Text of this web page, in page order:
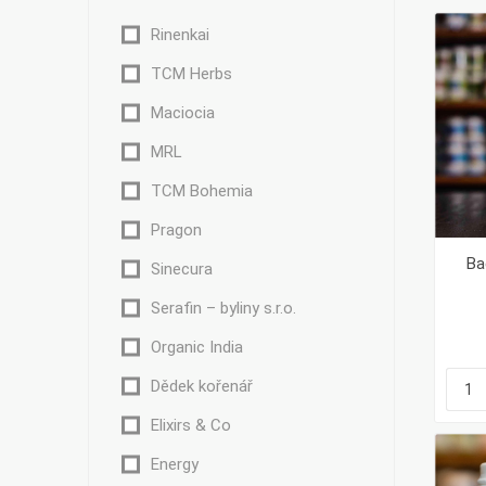
Ecce Vita
Ostatní
Rinenkai
TCM Herbs
Maciocia
MRL
TCM Bohemia
Pragon
Sinecura
Serafin – byliny s.r.o.
Organic India
Dědek kořenář
Elixirs & Co
Energy